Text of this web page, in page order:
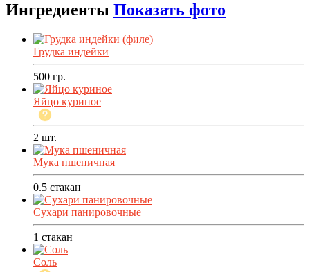
Ингредиенты Показать фото
Грудка индейки
500 гр.
Яйцо куриное
2 шт.
Мука пшеничная
0.5 стакан
Сухари панировочные
1 стакан
Соль